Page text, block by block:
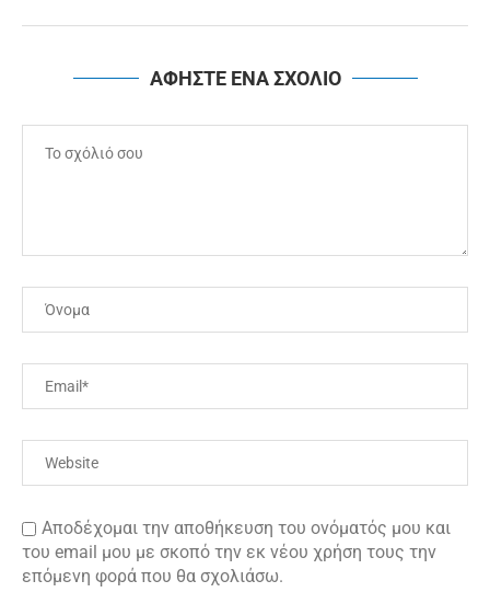
ΑΦΗΣΤΕ ΕΝΑ ΣΧΟΛΙΟ
Αποδέχομαι την αποθήκευση του ονόματός μου και
του email μου με σκοπό την εκ νέου χρήση τους την
επόμενη φορά που θα σχολιάσω.